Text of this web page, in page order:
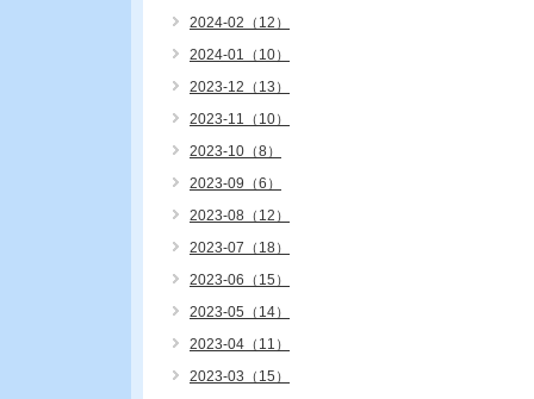
2024-02（12）
2024-01（10）
2023-12（13）
2023-11（10）
2023-10（8）
2023-09（6）
2023-08（12）
2023-07（18）
2023-06（15）
2023-05（14）
2023-04（11）
2023-03（15）